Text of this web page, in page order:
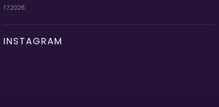
1.7.2026
INSTAGRAM